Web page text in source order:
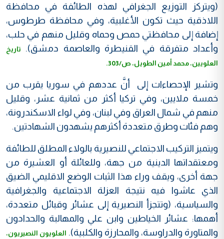
(ويتركز التوزيع الجغرافي لهذه الطائفة في محافظة
اللاذقية حيث تكون الأغلبية، وفي محافظة طرطوس،
إضافة إلى محافظتي حمص وحماه وقليل منهم في حلب،
وأعداد متفرقة في القنيطرة والعاصمة دمشق).
تاريخ
العلويين، محمد أمين الطويل، ص/303.
وتشير الإحصاءات إلى أنَّ عددهم في سوريا يقرب من
خمسة ملايين، وفي تركيا أكثر من ثمانية عشر، وقليل
منهم في شمال العراق وفي لبنان، وفي لواء الاسكندرونة،
وهم فئات وطرق متعددة أكثرهم يشهدون الشهادتين.
ويتميز التركيب الاجتماعي للنصيرية بالولاء المطلق للطائفة
ومعتقداتها الدينية من جهة، وللعائلة أو العشيرة من
جهة أخرى، ويقف وراء هذا الثبات الوضع الاقليمي الضيق
الذي عاشوا فيه نتيجة العزلة الاجتماعية والجغرافية
والسياسية، (وتتجزأ النصيرية إلى عشائر وقبائل متعددة،
أهمها: عشائر الخياطين وابن علي والمهالبة والحدادون
والمتاورة والدراوسة، والمحارزة والكلبية). العلويون النصيريون،